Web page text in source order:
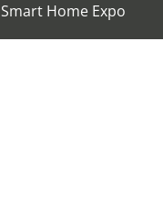
Smart Home Expo